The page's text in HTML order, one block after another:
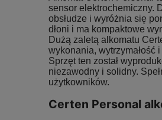
sensor elektrochemiczny.
obsłudze i wyróżnia się
dłoni i ma kompaktowe
Dużą zaletą alkomatu
wykonania, wytrzymałość
Sprzęt ten został
niezawodny i solidny.
użytkowników.
Certen Personal